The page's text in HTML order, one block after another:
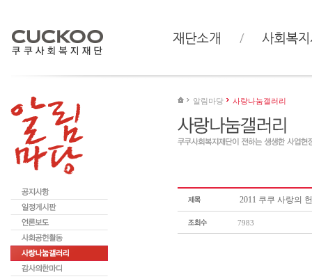
알림마당 사랑나눔갤러리
2011 쿠쿠 사랑의
7983